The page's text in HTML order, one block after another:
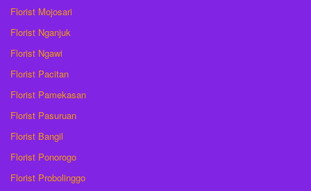
Florist Mojosari
Florist Nganjuk
Florist Ngawi
Florist Pacitan
Florist Pamekasan
Florist Pasuruan
Florist Bangil
Florist Ponorogo
Florist Probolinggo